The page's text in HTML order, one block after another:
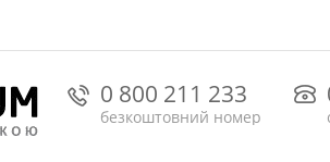
0 800 211 233
безкоштовний номер